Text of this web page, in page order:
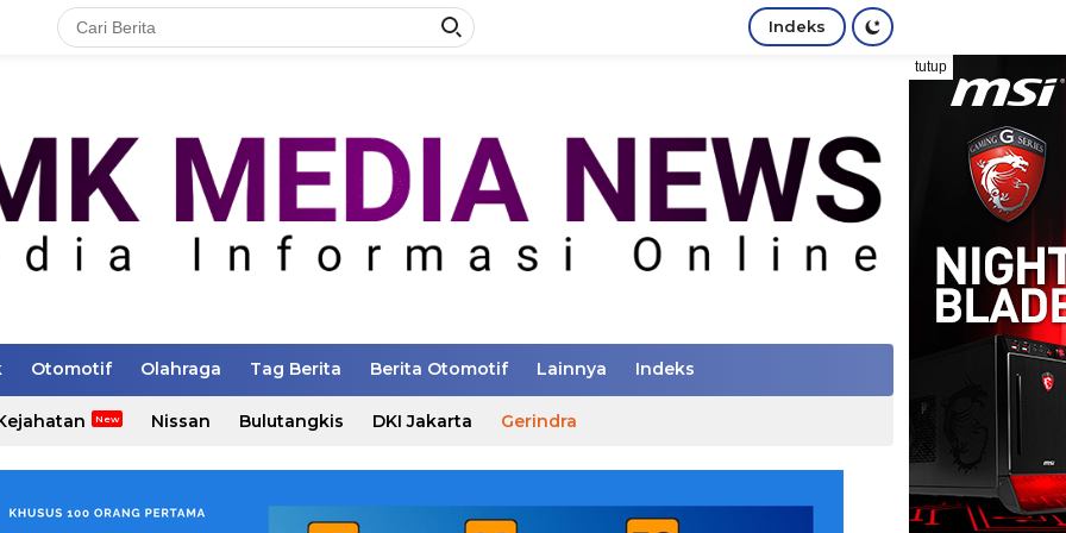
Indeks
tutup
Otomotif Olahraga Tag Berita Berita Otomotif Lainnya Indeks
Nissan Bulutangkis DKI Jakarta Gerindra